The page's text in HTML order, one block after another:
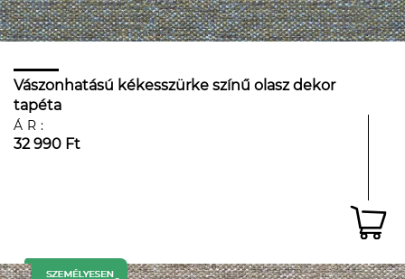
Vászonhatású kékesszürke színű olasz dekor
tapéta
ÁR:
32 990 Ft